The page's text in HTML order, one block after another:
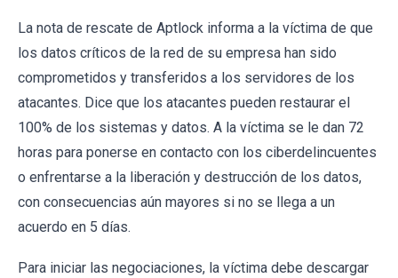
La nota de rescate de Aptlock informa a la víctima de que
los datos críticos de la red de su empresa han sido
comprometidos y transferidos a los servidores de los
atacantes. Dice que los atacantes pueden restaurar el
100% de los sistemas y datos. A la víctima se le dan 72
horas para ponerse en contacto con los ciberdelincuentes
o enfrentarse a la liberación y destrucción de los datos,
con consecuencias aún mayores si no se llega a un
acuerdo en 5 días.
Para iniciar las negociaciones, la víctima debe descargar